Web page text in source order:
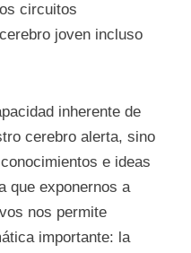
circuitos
joven incluso
inherente de
cerebro alerta, sino
e ideas
que exponernos a
nos permite
importante: la